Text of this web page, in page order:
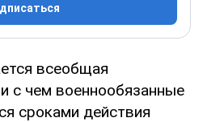
всеобщая
с чем военнообязанные
сроками действия